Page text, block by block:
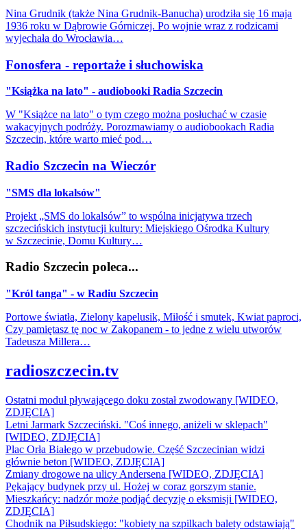
Nina Grudnik (także Nina Grudnik-Banucha) urodziła się 16 maja
1936 roku w Dąbrowie Górniczej. Po wojnie wraz z rodzicami
wyjechała do Wrocławia…
Fonosfera - reportaże i słuchowiska
"Książka na lato" - audiobooki Radia Szczecin
W "Książce na lato" o tym czego można posłuchać w czasie
wakacyjnych podróży. Porozmawiamy o audiobookach Radia
Szczecin, które warto mieć pod…
Radio Szczecin na Wieczór
"SMS dla lokalsów"
Projekt „SMS do lokalsów” to wspólna inicjatywa trzech
szczecińskich instytucji kultury: Miejskiego Ośrodka Kultury
w Szczecinie, Domu Kultury…
Radio Szczecin poleca...
"Król tanga" - w Radiu Szczecin
Portowe światła, Zielony kapelusik, Miłość i smutek, Kwiat paproci,
Czy pamiętasz tę noc w Zakopanem - to jedne z wielu utworów
Tadeusza Millera…
radioszczecin.tv
Ostatni moduł pływającego doku został zwodowany [WIDEO,
ZDJĘCIA]
Letni Jarmark Szczeciński. "Coś innego, aniżeli w sklepach"
[WIDEO, ZDJĘCIA]
Plac Orła Białego w przebudowie. Część Szczecinian widzi
głównie beton [WIDEO, ZDJĘCIA]
Zmiany drogowe na ulicy Andersena [WIDEO, ZDJĘCIA]
Pękający budynek przy ul. Hożej w coraz gorszym stanie.
Mieszkańcy: nadzór może podjąć decyzję o eksmisji [WIDEO,
ZDJĘCIA]
Chodnik na Piłsudskiego: "kobiety na szpilkach balety odstawiają"